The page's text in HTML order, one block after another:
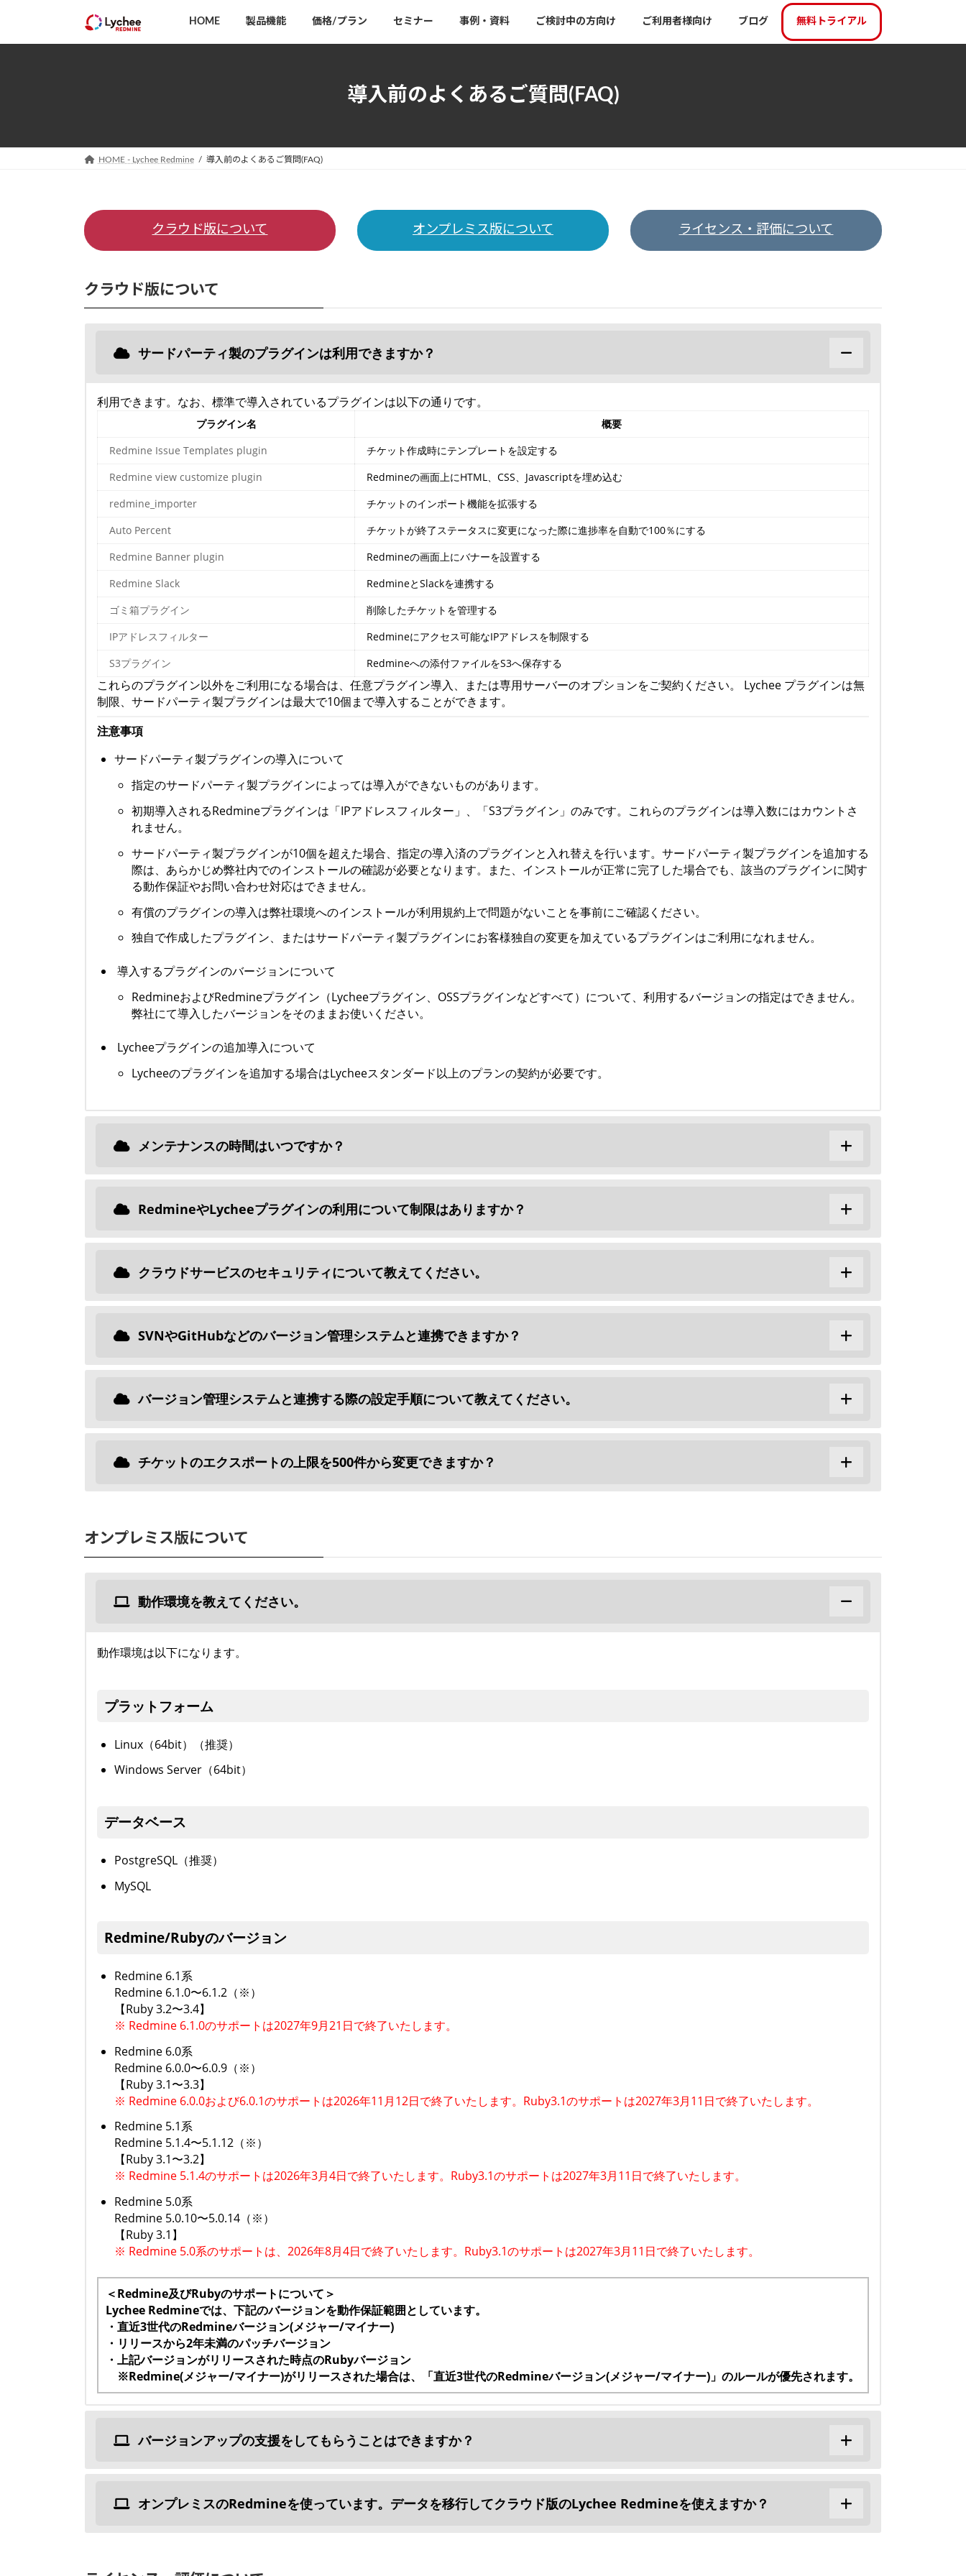
テ
ッ
ゲ
移
HOME 製品機能 価格/プラン セミナー 事例・資料 ご検討中の方向け ご利用者様向け ブログ 無料トライアル
導入前のよくあるご質問(FAQ)
HOME - Lychee Redmine 導入前のよくあるご質問(FAQ)
クラウド版について オンプレミス版について ライセンス・評価について
クラウド版について
サードパーティ製のプラグインは利用できますか？
利用できます。なお、標準で導入されているプラグインは以下の通りです。
プラグイン名
概要
Redmine Issue Templates plugin
チケット作成時にテンプレートを設定する
Redmine view customize plugin
Redmineの画面上にHTML、CSS、Javascriptを埋め込む
redmine_importer
チケットのインポート機能を拡張する
Auto Percent
チケットが終了ステータスに変更になった際に進捗率を自動で100％にする
Redmine Banner plugin
Redmineの画面上にバナーを設置する
Redmine Slack
RedmineとSlackを連携する
ゴミ箱プラグイン
削除したチケットを管理する
IPアドレスフィルター
Redmineにアクセス可能なIPアドレスを制限する
S3プラグイン
Redmineへの添付ファイルをS3へ保存する
これらのプラグイン以外をご利用になる場合は、任意プラグイン導入、または専用サーバーのオプションをご契約ください。 Lychee プラグインは無
制限、サードパーティ製プラグインは最大で10個まで導入することができます。
注意事項
サードパーティ製プラグインの導入について
指定のサードパーティ製プラグインによっては導入ができないものがあります。
初期導入されるRedmineプラグインは「IPアドレスフィルター」、「S3プラグイン」のみです。これらのプラグインは導入数にはカウントさ
れません。
サードパーティ製プラグインが10個を超えた場合、指定の導入済のプラグインと入れ替えを行います。サードパーティ製プラグインを追加する
際は、あらかじめ弊社内でのインストールの確認が必要となります。また、インストールが正常に完了した場合でも、該当のプラグインに関す
る動作保証やお問い合わせ対応はできません。
有償のプラグインの導入は弊社環境へのインストールが利用規約上で問題がないことを事前にご確認ください。
独自で作成したプラグイン、またはサードパーティ製プラグインにお客様独自の変更を加えているプラグインはご利用になれません。
導入するプラグインのバージョンについて
RedmineおよびRedmineプラグイン（Lycheeプラグイン、OSSプラグインなどすべて）について、利用するバージョンの指定はできません。
弊社にて導入したバージョンをそのままお使いください。
Lycheeプラグインの追加導入について
Lycheeのプラグインを追加する場合はLycheeスタンダード以上のプランの契約が必要です。
メンテナンスの時間はいつですか？
RedmineやLycheeプラグインの利用について制限はありますか？
クラウドサービスのセキュリティについて教えてください。
SVNやGitHubなどのバージョン管理システムと連携できますか？
バージョン管理システムと連携する際の設定手順について教えてください。
チケットのエクスポートの上限を500件から変更できますか？
オンプレミス版について
動作環境を教えてください。
動作環境は以下になります。
プラットフォーム
Linux（64bit）（推奨）
Windows Server（64bit）
データベース
PostgreSQL（推奨）
MySQL
Redmine/Rubyのバージョン
Redmine 6.1系
Redmine 6.1.0〜6.1.2（※）
【Ruby 3.2〜3.4】
※ Redmine 6.1.0のサポートは2027年9月21日で終了いたします。
Redmine 6.0系
Redmine 6.0.0〜6.0.9（※）
【Ruby 3.1〜3.3】
※ Redmine 6.0.0および6.0.1のサポートは2026年11月12日で終了いたします。Ruby3.1のサポートは2027年3月11日で終了いたします。
Redmine 5.1系
Redmine 5.1.4〜5.1.12（※）
【Ruby 3.1〜3.2】
※ Redmine 5.1.4のサポートは2026年3月4日で終了いたします。Ruby3.1のサポートは2027年3月11日で終了いたします。
Redmine 5.0系
Redmine 5.0.10〜5.0.14（※）
【Ruby 3.1】
※ Redmine 5.0系のサポートは、2026年8月4日で終了いたします。Ruby3.1のサポートは2027年3月11日で終了いたします。
＜Redmine及びRubyのサポートについて＞
Lychee Redmineでは、下記のバージョンを動作保証範囲としています。
・直近3世代のRedmineバージョン(メジャー/マイナー)
・リリースから2年未満のパッチバージョン
・上記バージョンがリリースされた時点のRubyバージョン
※Redmine(メジャー/マイナー)がリリースされた場合は、「直近3世代のRedmineバージョン(メジャー/マイナー)」のルールが優先されます。
バージョンアップの支援をしてもらうことはできますか？
オンプレミスのRedmineを使っています。データを移行してクラウド版のLychee Redmineを使えますか？